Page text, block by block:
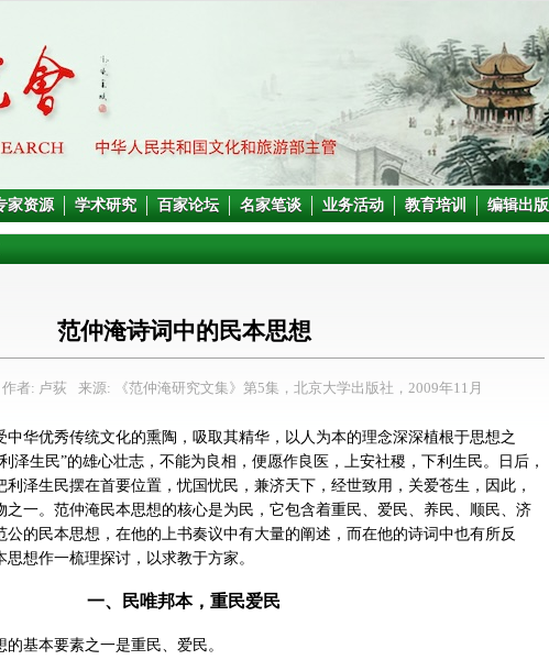
家资源 学术研究 百家论坛 名家笔谈 业务活动 教育培训 编辑出版
范仲淹诗词中的民本思想
作者: 卢荻 来源: 《范仲淹研究文集》第5集，北京大学出版社，2009年11月
中华优秀传统文化的熏陶，吸取其精华，以人为本的理念深深植根于思想之
泽生民”的雄心壮志，不能为良相，便愿作良医，上安社稷，下利生民。日后，
泽生民摆在首要位置，忧国忧民，兼济天下，经世致用，关爱苍生，因此，
之一。范仲淹民本思想的核心是为民，它包含着重民、爱民、养民、顺民、济
公的民本思想，在他的上书奏议中有大量的阐述，而在他的诗词中也有所反
想作一梳理探讨，以求教于方家。
一、民唯邦本，重民爱民
基本要素之一是重民、爱民。